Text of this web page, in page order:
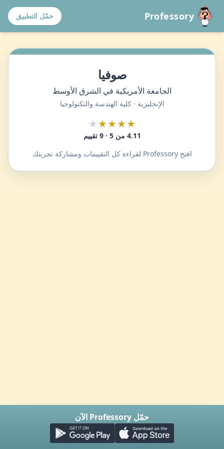
Professory حمّل التطبيق
صوفيا
الجامعة الأمريكية في الشرق الأوسط
الإنجليزية · كلية الهندسة والتكنولوجيا
★★★★
★
4.11 من 5 · 9 تقييم
افتح Professory لقراءة كل التقييمات ومشاركة تجربتك
حمّل Professory الآن